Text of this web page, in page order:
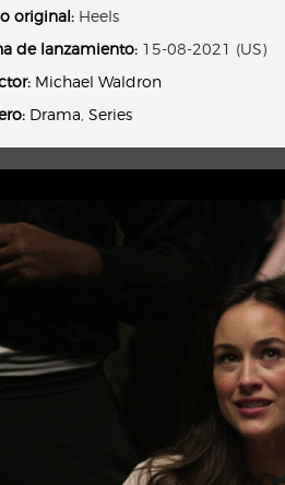
original: Heels
de lanzamiento: 15-08-2021 (US)
Michael Waldron
Drama ,Series